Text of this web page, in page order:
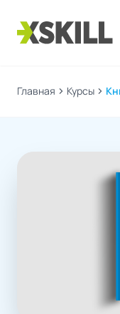
Главная chevron_right Курсы chevron_right